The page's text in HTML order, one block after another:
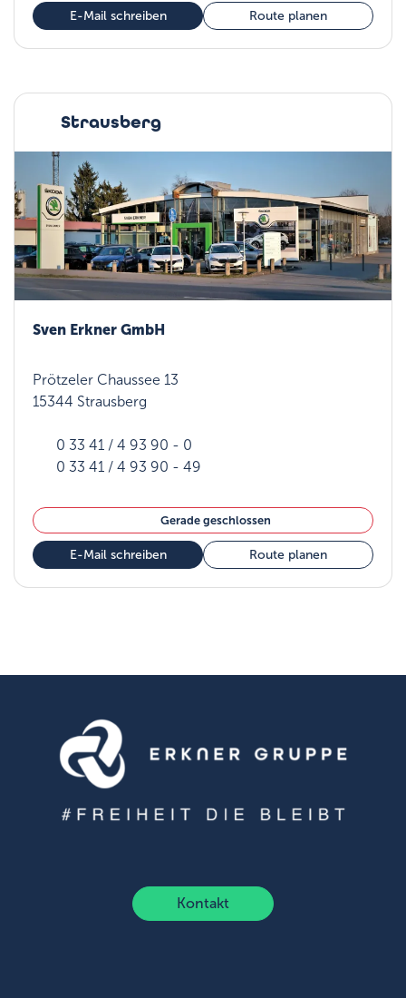
E-Mail schreiben Route planen
Strausberg
Sven Erkner GmbH
Prötzeler Chaussee 13
15344 Strausberg
0 33 41 / 4 93 90 - 0
0 33 41 / 4 93 90 - 49
Gerade geschlossen
E-Mail schreiben Route planen
Kontakt